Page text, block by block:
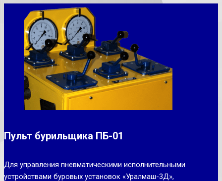
Пульт бурильщика ПБ-01
Для управления пневматическими исполнительными
устройствами буровых установок «Уралмаш-3Д»,